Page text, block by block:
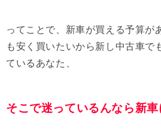
ってことで、新車が買える予算が
も安く買いたいから新し中古車で
ているあなた、
そこで迷っているんなら新車